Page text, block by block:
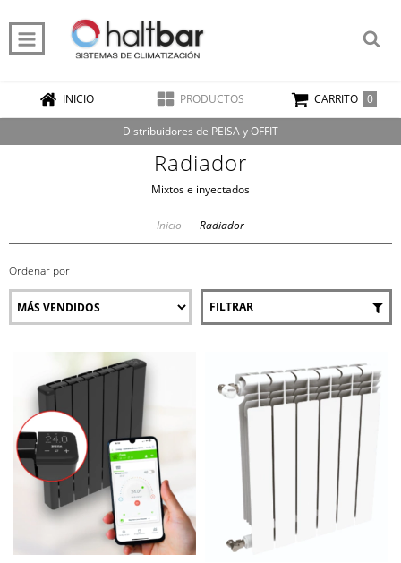
INICIO PRODUCTOS CARRITO 0
Distribuidores de PEISA y OFFIT
Radiador
Mixtos e inyectados
Inicio - Radiador
Ordenar por
FILTRAR